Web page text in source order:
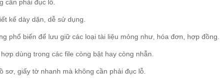
cần phải đục lỗ.
kế dày dặn, dễ sử dụng.
phổ biến để lưu giữ các loại tài liệu mỏng như, hóa đơn, hợp đồng...
dùng trong các file còng bật hay còng nhẫn.
sơ, giấy tờ nhanh mà không cần phải đục lỗ.